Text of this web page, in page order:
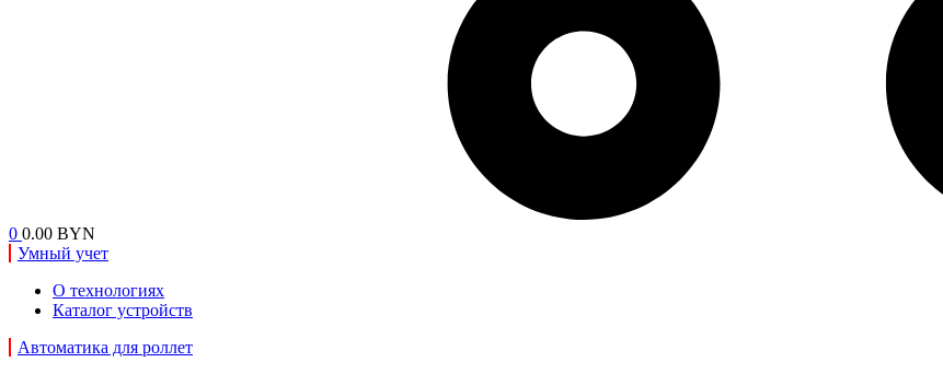
0 0.00 BYN
Умный учет
О технологиях
Каталог устройств
Автоматика для роллет